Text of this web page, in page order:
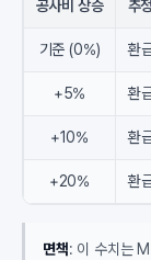
공사비 상승 추
기준 (0%) 환
+5% 환
+10% 환
+20% 환
면책: 이 수치는